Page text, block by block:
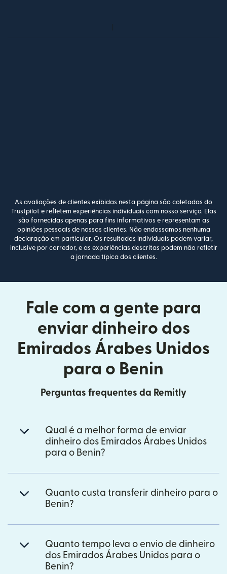
As avaliações de clientes exibidas nesta página são coletadas do
Trustpilot e refletem experiências individuais com nosso serviço. Elas
são fornecidas apenas para fins informativos e representam as
opiniões pessoais de nossos clientes. Não endossamos nenhuma
declaração em particular. Os resultados individuais podem variar,
inclusive por corredor, e as experiências descritas podem não refletir
a jornada típica dos clientes.
Fale com a gente para
enviar dinheiro dos
Emirados Árabes Unidos
para o Benin
Perguntas frequentes da Remitly
Qual é a melhor forma de enviar
dinheiro dos Emirados Árabes Unidos
para o Benin?
Quanto custa transferir dinheiro para o
Benin?
Quanto tempo leva o envio de dinheiro
dos Emirados Árabes Unidos para o
Benin?